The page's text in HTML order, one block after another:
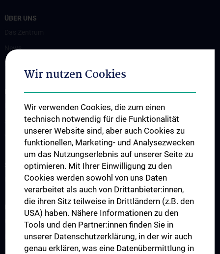
ÜBER UNS
News
INFORMATIONEN FÜR PATIENT:INNEN UND ZUWEISER:INNEN
Diagnostik
Service & Informationen
STUDIUM, AUS- UND WEITERBILDUNG
Lehrveranstaltungen
FORSCHUNG
Übersicht
Research Groups
Wir nutzen Cookies
Wir verwenden Cookies, die zum einen
technisch notwendig für die Funktionalität
unserer Website sind, aber auch Cookies zu
funktionellen, Marketing- und Analysezwecken
um das Nutzungserlebnis auf unserer Seite zu
optimieren. Mit Ihrer Einwilligung zu den
Cookies werden sowohl von uns Daten
verarbeitet als auch von Drittanbieter:innen,
die ihren Sitz teilweise in Drittländern (z.B. den
USA) haben. Nähere Informationen zu den
Tools und den Partner:innen finden Sie in
unserer Datenschutzerklärung, in der wir auch
genau erklären, was eine Datenübermittlung in